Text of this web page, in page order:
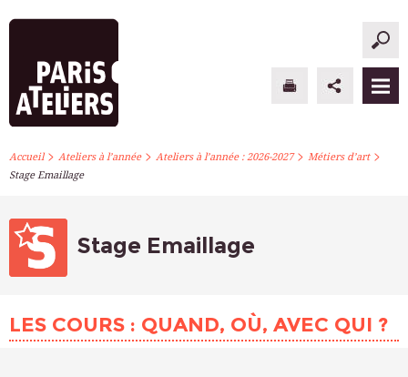
PARIS ATELIERS
ATELIERS À L’ANNÉE
INFOS PRATIQUES
Accueil> Ateliers à l’année> Ateliers à l’année : 2026-2027> Métiers d’art>
Stage Emaillage
Stage Emaillage
LES COURS : QUAND, OÙ, AVEC QUI ?